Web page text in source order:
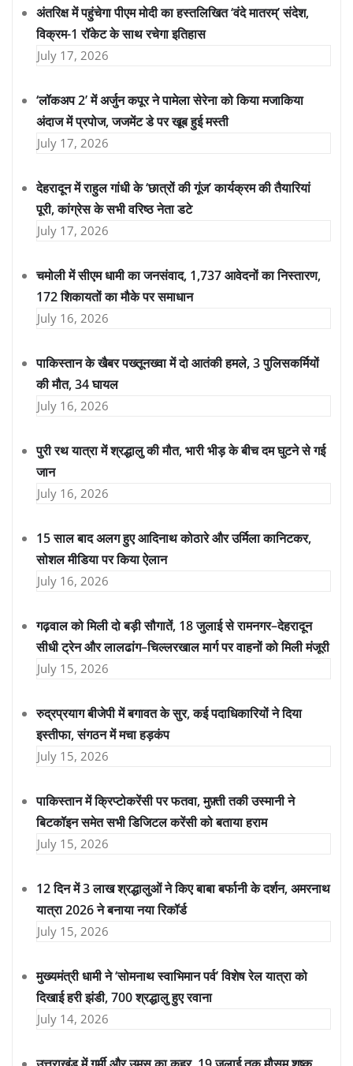
अंतरिक्ष में पहुंचेगा पीएम मोदी का हस्तलिखित ‘वंदे मातरम्’ संदेश,
विक्रम-1 रॉकेट के साथ रचेगा इतिहास
July 17, 2026
‘लॉकअप 2’ में अर्जुन कपूर ने पामेला सेरेना को किया मजाकिया
अंदाज में प्रपोज, जजमेंट डे पर खूब हुई मस्ती
July 17, 2026
देहरादून में राहुल गांधी के ‘छात्रों की गूंज’ कार्यक्रम की तैयारियां
पूरी, कांग्रेस के सभी वरिष्ठ नेता डटे
July 17, 2026
चमोली में सीएम धामी का जनसंवाद, 1,737 आवेदनों का निस्तारण,
172 शिकायतों का मौके पर समाधान
July 16, 2026
पाकिस्तान के खैबर पख्तूनख्वा में दो आतंकी हमले, 3 पुलिसकर्मियों
की मौत, 34 घायल
July 16, 2026
पुरी रथ यात्रा में श्रद्धालु की मौत, भारी भीड़ के बीच दम घुटने से गई
जान
July 16, 2026
15 साल बाद अलग हुए आदिनाथ कोठारे और उर्मिला कानिटकर,
सोशल मीडिया पर किया ऐलान
July 16, 2026
गढ़वाल को मिली दो बड़ी सौगातें, 18 जुलाई से रामनगर–देहरादून
सीधी ट्रेन और लालढांग–चिल्लरखाल मार्ग पर वाहनों को मिली मंजूरी
July 15, 2026
रुद्रप्रयाग बीजेपी में बगावत के सुर, कई पदाधिकारियों ने दिया
इस्तीफा, संगठन में मचा हड़कंप
July 15, 2026
पाकिस्तान में क्रिप्टोकरेंसी पर फतवा, मुफ़्ती तकी उस्मानी ने
बिटकॉइन समेत सभी डिजिटल करेंसी को बताया हराम
July 15, 2026
12 दिन में 3 लाख श्रद्धालुओं ने किए बाबा बर्फानी के दर्शन, अमरनाथ
यात्रा 2026 ने बनाया नया रिकॉर्ड
July 15, 2026
मुख्यमंत्री धामी ने ‘सोमनाथ स्वाभिमान पर्व’ विशेष रेल यात्रा को
दिखाई हरी झंडी, 700 श्रद्धालु हुए रवाना
July 14, 2026